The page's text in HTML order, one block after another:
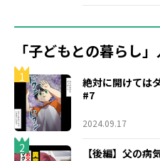
「子どもとの暮らし
1
絶対に開けては
#7
2024.09.17
2 【後編】父の病